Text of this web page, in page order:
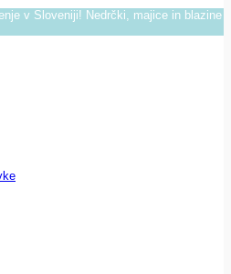
v Sloveniji! Nedrčki, majice in blazine